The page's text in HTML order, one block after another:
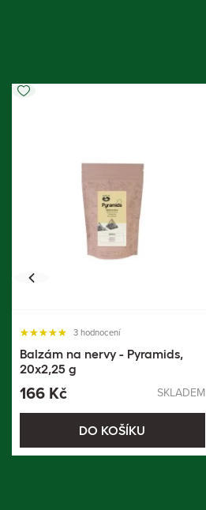
3 hodnocení
Balzám na nervy - Pyramids,
20x2,25 g
166 Kč SKLADEM
DO KOŠÍKU